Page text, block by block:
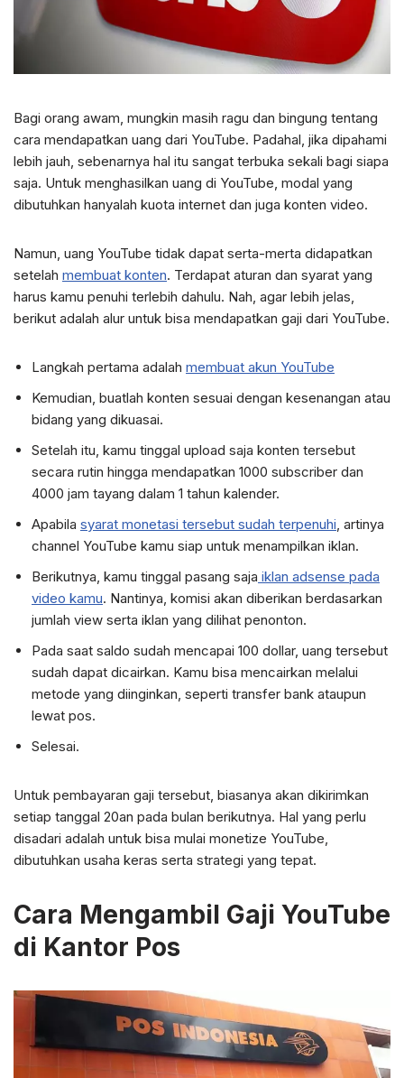
Bagi orang awam, mungkin masih ragu dan bingung tentang
cara mendapatkan uang dari YouTube. Padahal, jika dipahami
lebih jauh, sebenarnya hal itu sangat terbuka sekali bagi siapa
saja. Untuk menghasilkan uang di YouTube, modal yang
dibutuhkan hanyalah kuota internet dan juga konten video.
Namun, uang YouTube tidak dapat serta-merta didapatkan
setelah membuat konten. Terdapat aturan dan syarat yang
harus kamu penuhi terlebih dahulu. Nah, agar lebih jelas,
berikut adalah alur untuk bisa mendapatkan gaji dari YouTube.
Langkah pertama adalah membuat akun YouTube
Kemudian, buatlah konten sesuai dengan kesenangan atau
bidang yang dikuasai.
Setelah itu, kamu tinggal upload saja konten tersebut
secara rutin hingga mendapatkan 1000 subscriber dan
4000 jam tayang dalam 1 tahun kalender.
Apabila syarat monetasi tersebut sudah terpenuhi, artinya
channel YouTube kamu siap untuk menampilkan iklan.
Berikutnya, kamu tinggal pasang saja iklan adsense pada
video kamu. Nantinya, komisi akan diberikan berdasarkan
jumlah view serta iklan yang dilihat penonton.
Pada saat saldo sudah mencapai 100 dollar, uang tersebut
sudah dapat dicairkan. Kamu bisa mencairkan melalui
metode yang diinginkan, seperti transfer bank ataupun
lewat pos.
Selesai.
Untuk pembayaran gaji tersebut, biasanya akan dikirimkan
setiap tanggal 20an pada bulan berikutnya. Hal yang perlu
disadari adalah untuk bisa mulai monetize YouTube,
dibutuhkan usaha keras serta strategi yang tepat.
Cara Mengambil Gaji YouTube
di Kantor Pos